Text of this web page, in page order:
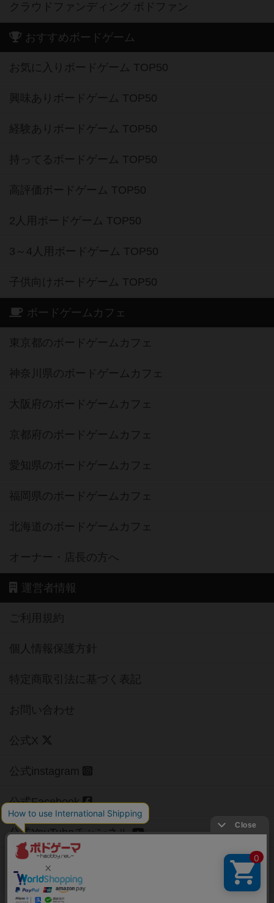
クラウドファンディング ボドファン
おすすめボードゲーム
お気に入りボードゲーム TOP50
興味ありボードゲーム TOP50
経験ありボードゲーム TOP50
持ってるボードゲーム TOP50
高評価ボードゲーム TOP50
2人用ボードゲーム TOP50
3～4人用ボードゲーム TOP50
子供向けボードゲーム TOP50
ボードゲームカフェ
東京都のボードゲームカフェ
神奈川県のボードゲームカフェ
大阪府のボードゲームカフェ
京都府のボードゲームカフェ
愛知県のボードゲームカフェ
福岡県のボードゲームカフェ
北海道のボードゲームカフェ
オーナー・店長の方へ
運営者情報
ご利用規約
個人情報保護方針
特定商取引法に基づく表記
お問い合わせ
公式X
公式instagram
公式Facebook
公式YouTubeチャンネル